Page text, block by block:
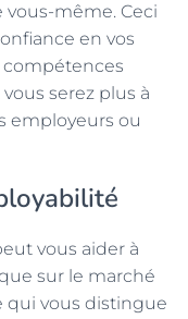
vous-même. Ceci
en vos
compétences
serez plus à
employeurs ou
vous aider à
sur le marché
qui vous distingue